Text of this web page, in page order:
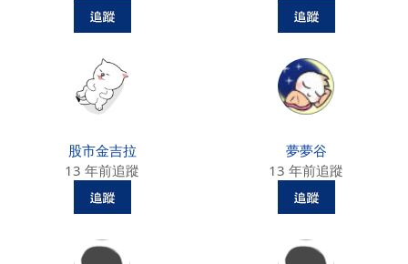
股市金吉拉
13 年前追蹤
夢夢谷
13 年前追蹤